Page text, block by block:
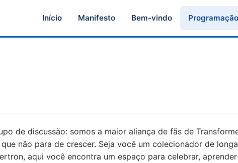
Início Manifesto Bem-vindo Programação
de discussão: somos a maior aliança de fãs de
não para de crescer. Seja você um colecionador de
aqui você encontra um espaço para celebrar,